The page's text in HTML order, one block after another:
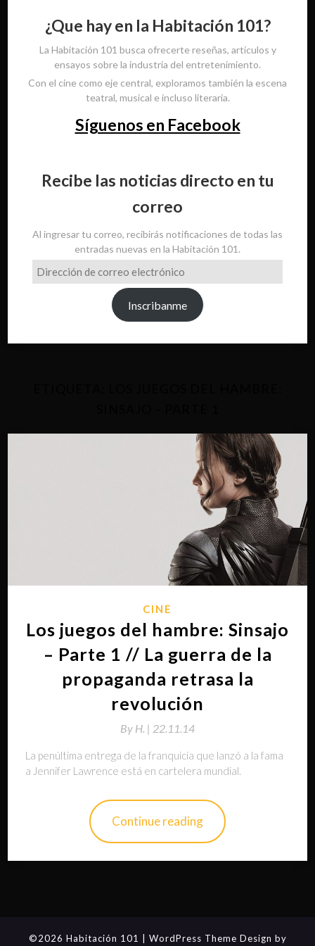
¿Que hay en la Habitación 101?
La Habitación 101 busca ofrecerte reseñas, artículos y
ensayos sobre la industria del entretenimiento.
Con el cine como eje central, exploramos también la escena
teatral, musical e incluso literaria.
Síguenos en Facebook
Recibe las noticias directo en tu
correo
Al ingresar tu correo, recibirás notificaciones de todas las
entradas nuevas en la Habitación 101.
Dirección
de
Inscribanme
CINE
Los juegos del hambre: Sinsajo
– Parte 1 // La guerra de la
propaganda retrasa la
revolución
By H. | 22.11.14
La penúltima entrega de la franquicia que lanzó a la fama
a Jennifer Lawrence está en cartelera mundial.
Continue reading
©2026 Habitación 101 | WordPress Theme Design by